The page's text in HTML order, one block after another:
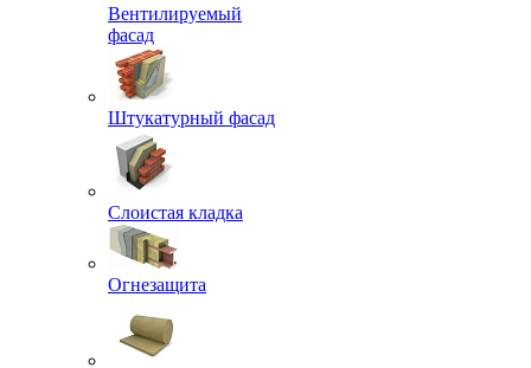
Вентилируемый
фасад
Штукатурный фасад
Слоистая кладка
Огнезащита